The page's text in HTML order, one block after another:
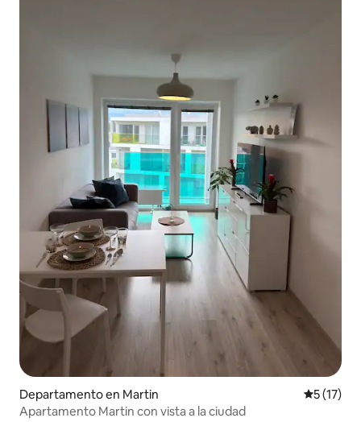
Departamento en Martin
5 (17)
Apartamento Martin con vista a la ciudad